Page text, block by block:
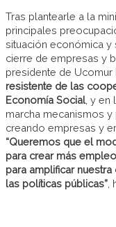
Tras plantearle a la
principales
situación económica
cierre de empresas y
presidente de Ucomur
resistente de las
Economía Social, y en
marcha mecanismos
creando empresas y
“Queremos que el
para crear más
para amplificar
las políticas públicas”